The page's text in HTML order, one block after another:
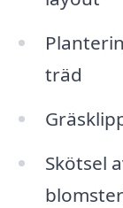
träd
Skötsel